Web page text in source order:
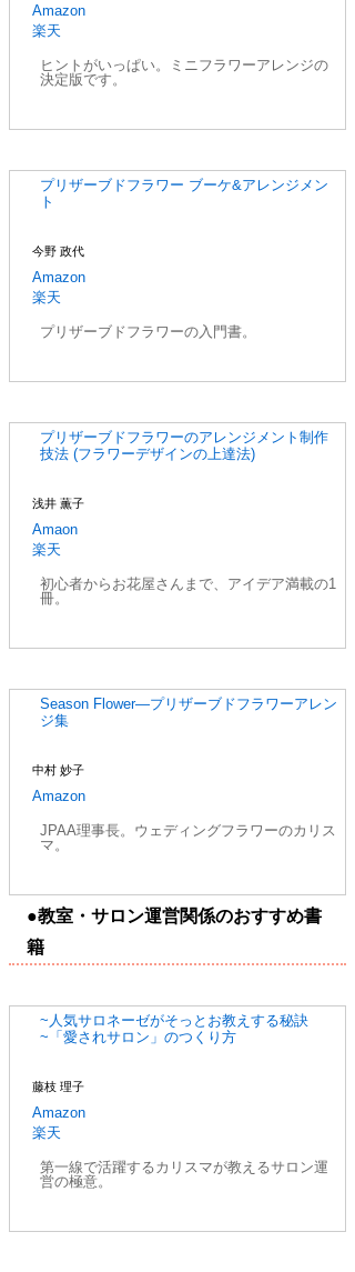
Amazon
楽天
ヒントがいっぱい。ミニフラワーアレンジの
決定版です。
プリザーブドフラワー ブーケ&アレンジメン
ト
今野 政代
Amazon
楽天
プリザーブドフラワーの入門書。
プリザーブドフラワーのアレンジメント制作
技法 (フラワーデザインの上達法)
浅井 薫子
Amaon
楽天
初心者からお花屋さんまで、アイデア満載の1
冊。
Season Flower―プリザーブドフラワーアレン
ジ集
中村 妙子
Amazon
JPAA理事長。ウェディングフラワーのカリス
マ。
●教室・サロン運営関係のおすすめ書
籍
~人気サロネーゼがそっとお教えする秘訣
~「愛されサロン」のつくり方
藤枝 理子
Amazon
楽天
第一線で活躍するカリスマが教えるサロン運
営の極意。